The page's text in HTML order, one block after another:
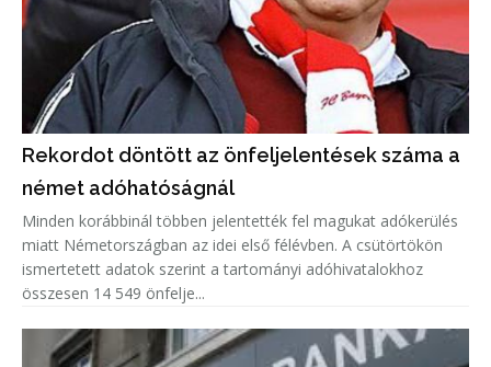
Rekordot döntött az önfeljelentések száma a
német adóhatóságnál
Minden korábbinál többen jelentették fel magukat adókerülés
miatt Németországban az idei első félévben. A csütörtökön
ismertetett adatok szerint a tartományi adóhivatalokhoz
összesen 14 549 önfelje...